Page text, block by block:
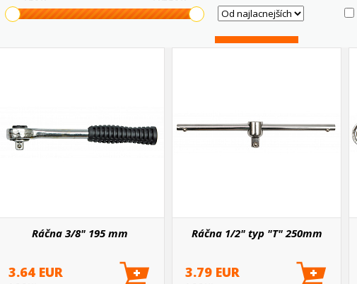
Ráčna 3/8" 195 mm
3.64 EUR
Ráčna 1/2" typ "T" 250mm
3.79 EUR